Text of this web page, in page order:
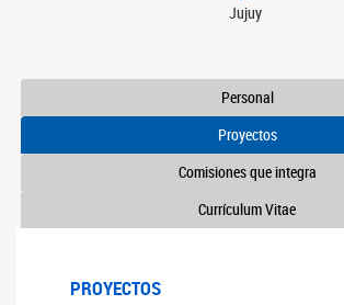
Jujuy
Personal
Proyectos
Comisiones que integra
Currículum Vitae
PROYECTOS